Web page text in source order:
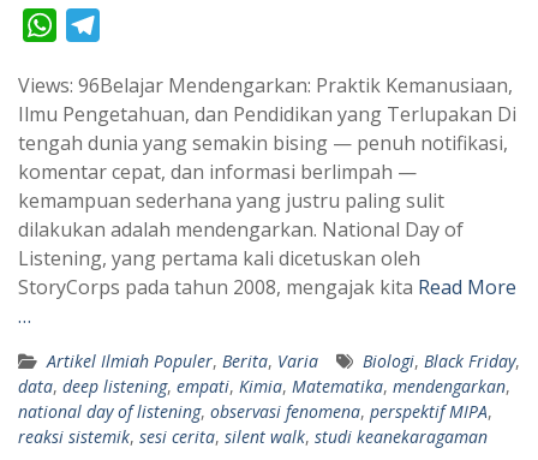
W
a
s
A
p
p
l
e
g
r
a
m
Views: 96Belajar Mendengarkan: Praktik Kemanusiaan,
Ilmu Pengetahuan, dan Pendidikan yang Terlupakan Di
tengah dunia yang semakin bising — penuh notifikasi,
komentar cepat, dan informasi berlimpah —
kemampuan sederhana yang justru paling sulit
dilakukan adalah mendengarkan. National Day of
Listening, yang pertama kali dicetuskan oleh
StoryCorps pada tahun 2008, mengajak kita Read More
…
Artikel Ilmiah Populer, Berita, Varia Biologi, Black Friday,
data, deep listening, empati, Kimia, Matematika, mendengarkan,
national day of listening, observasi fenomena, perspektif MIPA,
reaksi sistemik, sesi cerita, silent walk, studi keanekaragaman